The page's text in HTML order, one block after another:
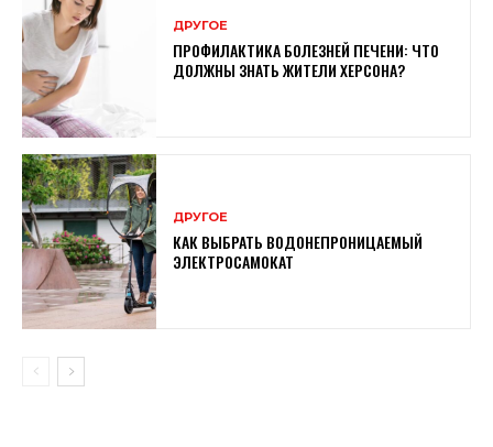
ДРУГОЕ
ПРОФИЛАКТИКА БОЛЕЗНЕЙ ПЕЧЕНИ: ЧТО
ДОЛЖНЫ ЗНАТЬ ЖИТЕЛИ ХЕРСОНА?
ДРУГОЕ
КАК ВЫБРАТЬ ВОДОНЕПРОНИЦАЕМЫЙ
ЭЛЕКТРОСАМОКАТ